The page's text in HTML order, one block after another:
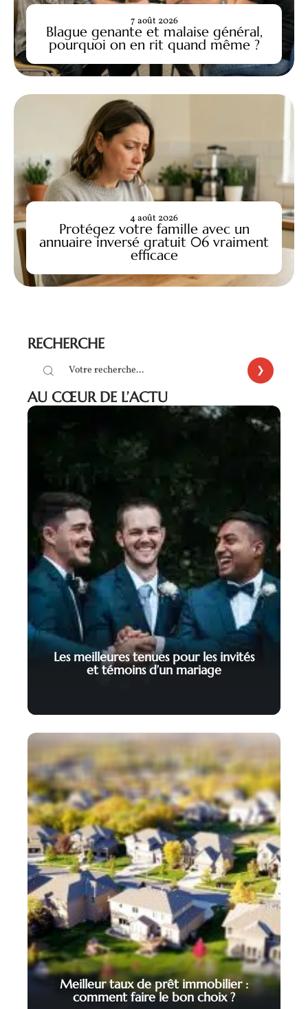
Blague genante et malaise général,
pourquoi on en rit quand même ?
7 août 2026
Protégez votre famille avec un
annuaire inversé gratuit 06 vraiment
efficace
4 août 2026
RECHERCHE
AU CŒUR DE L’ACTU
Les meilleures tenues pour les invités
et témoins d’un mariage
Meilleur taux de prêt immobilier :
comment faire le bon choix ?